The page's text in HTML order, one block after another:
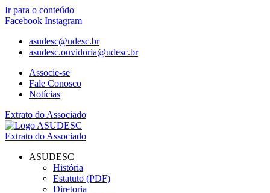
Ir para o conteúdo
Facebook Instagram
asudesc@udesc.br
asudesc.ouvidoria@udesc.br
Associe-se
Fale Conosco
Notícias
Extrato do Associado
Extrato do Associado
ASUDESC
História
Estatuto (PDF)
Diretoria